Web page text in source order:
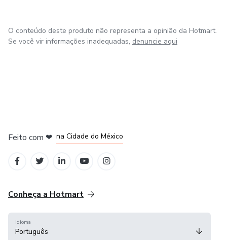
O conteúdo deste produto não representa a opinião da Hotmart.
Se você vir informações inadequadas, denuncie aqui
Feito com ❤ na Cidade do México
Conheça a Hotmart
Idioma
Português